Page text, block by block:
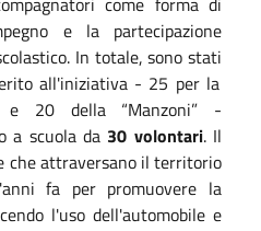
e la partecipazione
In totale, sono stati
all'iniziativa - 25 per la
e 20 della “Manzoni” -
a scuola da30 volontari. Il
che attraversano il territorio
fa per promuovere la
l'uso dell'automobile e